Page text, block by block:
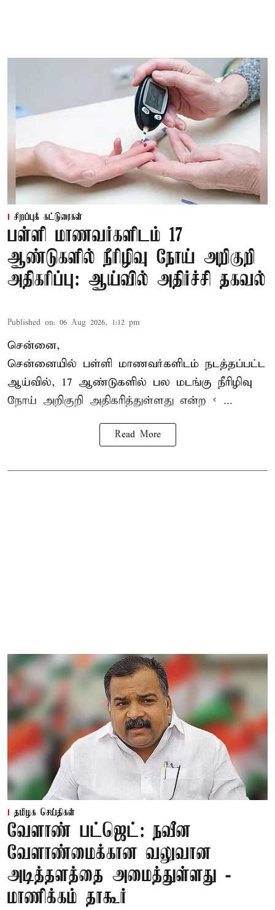
சிறப்புக் கட்டுரைகள்
பள்ளி மாணவர்களிடம் 17
ஆண்டுகளில் நீரிழிவு நோய் அறிகுறி
அதிகரிப்பு: ஆய்வில் அதிர்ச்சி தகவல்
Published on: 06 Aug 2026, 1:12 pm
சென்னை,
சென்னையில் பள்ளி மாணவர்களிடம் நடத்தப்பட்ட
ஆய்வில், 17 ஆண்டுகளில் பல மடங்கு நீரிழிவு
நோய் அறிகுறி அதிகரித்துள்ளது என்ற < ...
Read More
தமிழக செய்திகள்
வேளாண் பட்ஜெட்: நவீன
வேளாண்மைக்கான வலுவான
அடித்தளத்தை அமைத்துள்ளது -
மாணிக்கம் தாகூர்